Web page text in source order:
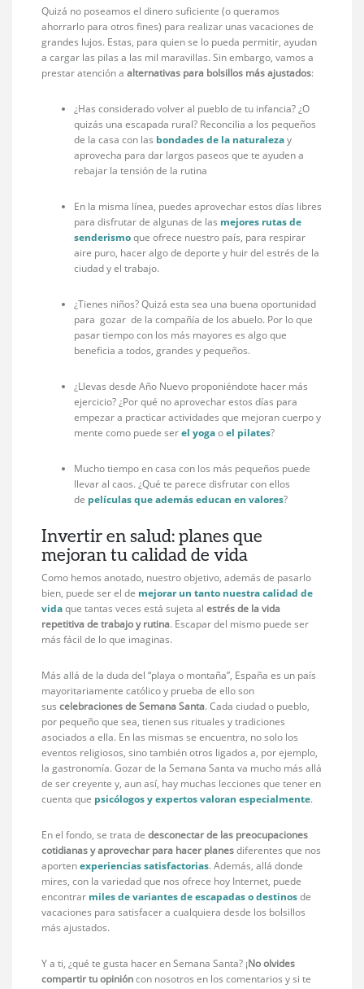
Quizá no poseamos el dinero suficiente (o queramos
ahorrarlo para otros fines) para realizar unas vacaciones de
grandes lujos. Estas, para quien se lo pueda permitir, ayudan
a cargar las pilas a las mil maravillas. Sin embargo, vamos a
prestar atención aalternativas para bolsillos más ajustados:
¿Has considerado volver al pueblo de tu infancia? ¿O
quizás una escapada rural? Reconcilia a los pequeños
de la casa con las bondades de la naturalezay
aprovecha para dar largos paseos que te ayuden a
rebajar la tensión de la rutina
En la misma línea, puedes aprovechar estos días libres
para disfrutar de algunas de las mejores rutas de
senderismoque ofrece nuestro país, para respirar
aire puro, hacer algo de deporte y huir del estrés de la
ciudad y el trabajo.
¿Tienes niños? Quizá esta sea una buena oportunidad
para gozar de la compañía de los abuelo. Por lo que
pasar tiempo con los más mayores es algo que
beneficia a todos, grandes y pequeños.
¿Llevas desde Año Nuevo proponiéndote hacer más
ejercicio? ¿Por qué no aprovechar estos días para
empezar a practicar actividades que mejoran cuerpo y
mente como puede serel yogaoel pilates?
Mucho tiempo en casa con los más pequeños puede
llevar al caos. ¿Qué te parece disfrutar con ellos
de películas que además educan en valores?
Invertir en salud: planes que
mejoran tu calidad de vida
Como hemos anotado, nuestro objetivo, además de pasarlo
bien, puede ser el de mejorar un tanto nuestra calidad de
vidaque tantas veces está sujeta alestrés de la vida
repetitiva de trabajo y rutina. Escapar del mismo puede ser
más fácil de lo que imaginas.
Más allá de la duda del “playa o montaña”, España es un país
mayoritariamente católico y prueba de ello son
suscelebraciones de Semana Santa. Cada ciudad o pueblo,
por pequeño que sea, tienen sus rituales y tradiciones
asociados a ella. En las mismas se encuentra, no solo los
eventos religiosos, sino también otros ligados a, por ejemplo,
la gastronomía. Gozar de la Semana Santa va mucho más allá
de ser creyente y, aun así, hay muchas lecciones que tener en
cuenta que psicólogos y expertos valoran especialmente.
En el fondo, se trata dedesconectar de las preocupaciones
cotidianas y aprovechar para hacer planesdiferentes que nos
aportenexperiencias satisfactorias. Además, allá donde
mires, con la variedad que nos ofrece hoy Internet, puede
encontrar miles de variantes de escapadas o destinosde
vacaciones para satisfacer a cualquiera desde los bolsillos
más ajustados.
Y a ti, ¿qué te gusta hacer en Semana Santa? ¡No olvides
compartir tu opinióncon nosotros en los comentarios y si te